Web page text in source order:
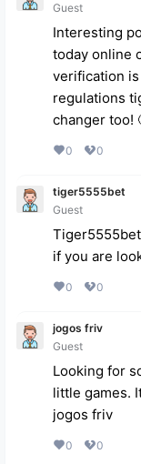
Guest
Interesting
today online
verification
regulations
changer too!
0 0
tiger5555bet
Guest
if you are
0 0
jogos friv
Guest
Looking for
little games.
jogos friv
0 0